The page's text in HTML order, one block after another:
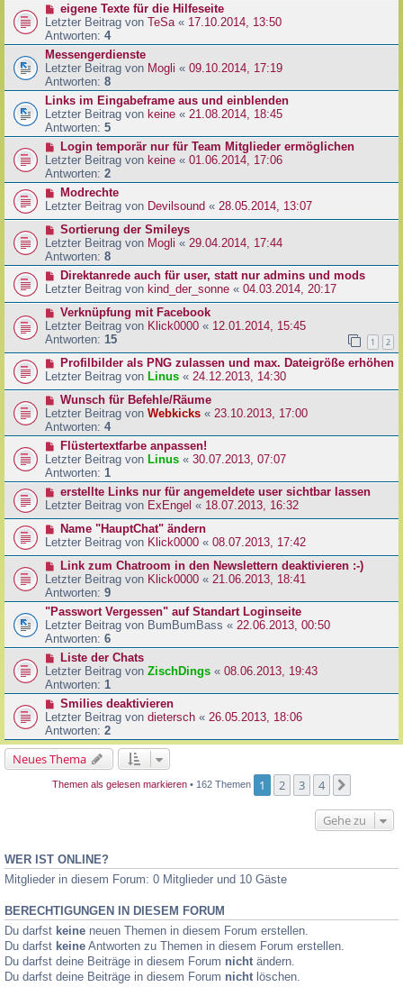
eigene Texte für die Hilfeseite
Letzter Beitrag von TeSa « 17.10.2014, 13:50
Antworten: 4
Messengerdienste
Letzter Beitrag von Mogli « 09.10.2014, 17:19
Antworten: 8
Links im Eingabeframe aus und einblenden
Letzter Beitrag von keine « 21.08.2014, 18:45
Antworten: 5
Login temporär nur für Team Mitglieder ermöglichen
Letzter Beitrag von keine « 01.06.2014, 17:06
Antworten: 2
Modrechte
Letzter Beitrag von Devilsound « 28.05.2014, 13:07
Sortierung der Smileys
Letzter Beitrag von Mogli « 29.04.2014, 17:44
Antworten: 8
Direktanrede auch für user, statt nur admins und mods
Letzter Beitrag von kind_der_sonne « 04.03.2014, 20:17
Verknüpfung mit Facebook
Letzter Beitrag von Klick0000 « 12.01.2014, 15:45
Antworten: 15 1 2
Profilbilder als PNG zulassen und max. Dateigröße erhöhen
Letzter Beitrag von Linus « 24.12.2013, 14:30
Wunsch für Befehle/Räume
Letzter Beitrag von Webkicks « 23.10.2013, 17:00
Antworten: 4
Flüstertextfarbe anpassen!
Letzter Beitrag von Linus « 30.07.2013, 07:07
Antworten: 1
erstellte Links nur für angemeldete user sichtbar lassen
Letzter Beitrag von ExEngel « 18.07.2013, 16:32
Name "HauptChat" ändern
Letzter Beitrag von Klick0000 « 08.07.2013, 17:42
Link zum Chatroom in den Newslettern deaktivieren :-)
Letzter Beitrag von Klick0000 « 21.06.2013, 18:41
Antworten: 9
"Passwort Vergessen" auf Standart Loginseite
Letzter Beitrag von BumBumBass « 22.06.2013, 00:50
Antworten: 6
Liste der Chats
Letzter Beitrag von ZischDings « 08.06.2013, 19:43
Antworten: 1
Smilies deaktivieren
Letzter Beitrag von dietersch « 26.05.2013, 18:06
Antworten: 2
Neues Thema
Themen als gelesen markieren • 162 Themen 1 2 3 4
Gehe zu
WER IST ONLINE?
Mitglieder in diesem Forum: 0 Mitglieder und 10 Gäste
BERECHTIGUNGEN IN DIESEM FORUM
Du darfst keine neuen Themen in diesem Forum erstellen.
Du darfst keine Antworten zu Themen in diesem Forum erstellen.
Du darfst deine Beiträge in diesem Forum nicht ändern.
Du darfst deine Beiträge in diesem Forum nicht löschen.